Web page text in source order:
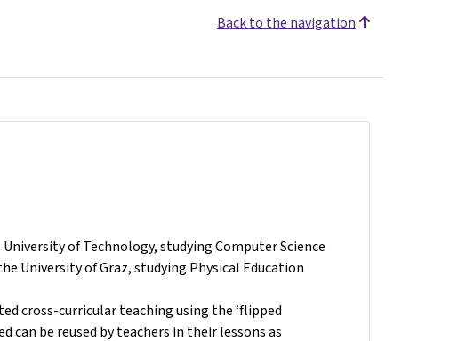
Back to the navigation
of Technology, studying Computer Science
University of Graz, studying Physical Education
cross-curricular teaching using the ‘flipped
can be reused by teachers in their lessons as